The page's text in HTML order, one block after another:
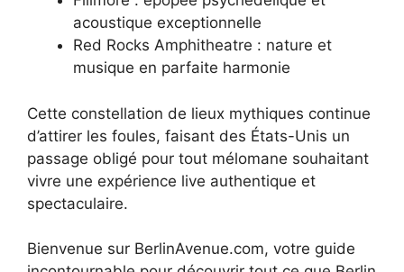
acoustique exceptionnelle
Red Rocks Amphitheatre : nature et
musique en parfaite harmonie
Cette constellation de lieux mythiques continue
d’attirer les foules, faisant des États-Unis un
passage obligé pour tout mélomane souhaitant
vivre une expérience live authentique et
spectaculaire.
Bienvenue sur BerlinAvenue.com, votre guide